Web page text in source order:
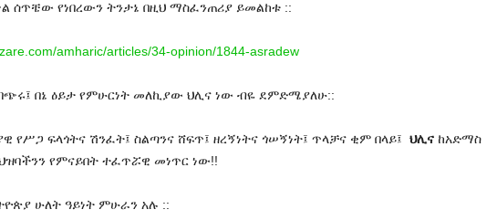
ሰጥቼው የነበረውን ትንታኔ በዚህ ማስፈንጠሪያ ይመልከቱ ::
amharic/articles/34-opinion/1844-asradew
በኔ ዕይታ የምሁርነት መለኪያው ህሊና ነው ብዬ ደምድሜያለሁ::
የሥጋ ፍላጎትና ሽንፈት፤ ስልጣንና ሸፍጥ፤ ዘረኝነትና ጎሠኝነት፤ ጥላቻና ቂም በላይ፤ ህሊናከአድማስ
ህዝባችንን የምናይበት ተፈጥሯዊ መነጥር ነው!!
ሁለት ዓይነት ምሁራን አሉ ::